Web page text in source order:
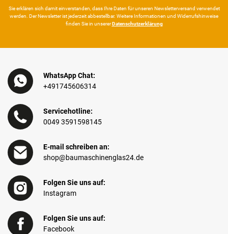
Sie erklären sich damit ein­ver­standen, dass Ihre Da­ten für unseren News­letter­versand ver­wen­det
werden. Der News­letter ist jeder­zeit ab­bestel­lbar. Weitere Infor­mationen und Wider­rufshin­weise
finden Sie in unserer Daten­schutz­erklärung
WhatsApp Chat:
+491745606314
Servicehotline:
0049 3591598145
E-mail schreiben an:
shop@baumaschinenglas24.de
Folgen Sie uns auf:
Instagram
Folgen Sie uns auf:
Facebook